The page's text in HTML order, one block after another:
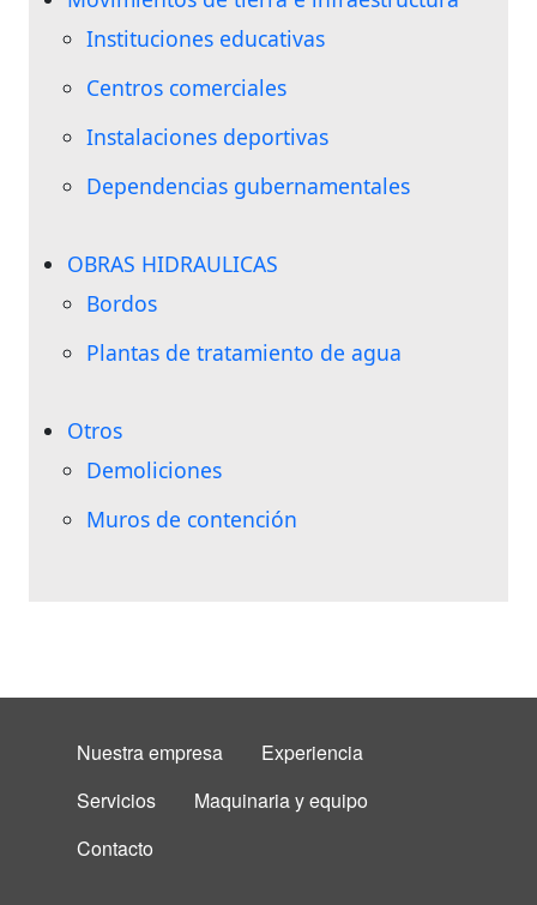
Instituciones educativas
Centros comerciales
Instalaciones deportivas
Dependencias gubernamentales
OBRAS HIDRAULICAS
Bordos
Plantas de tratamiento de agua
Otros
Demoliciones
Muros de contención
FOOTER MENU
Nuestra empresa
Experiencia
Servicios
Maquinaria y equipo
Contacto